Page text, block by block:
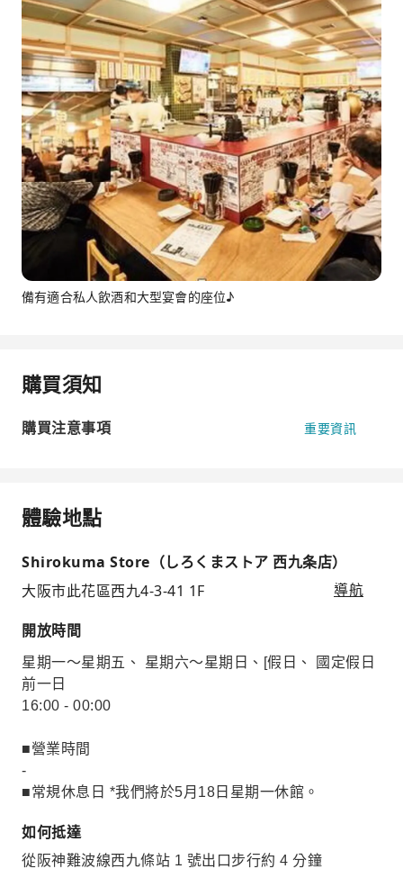
備有適合私人飲酒和大型宴會的座位♪
購買須知
購買注意事項 重要資訊
體驗地點
Shirokuma Store（しろくまストア 西九条店）
大阪市此花區西九4-3-41 1F
導航
開放時間
星期一～星期五、 星期六～星期日、[假日、 國定假日
前一日
16:00 - 00:00
■營業時間
-
■常規休息日 *我們將於5月18日星期一休館。
如何抵達
從阪神難波線西九條站 1 號出口步行約 4 分鐘